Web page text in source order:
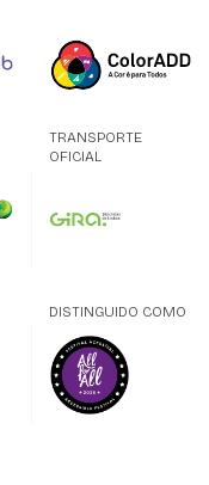
TRANSPORTE
OFICIAL
DISTINGUIDO COMO